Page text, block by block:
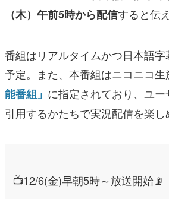
（木）午前5時から配信すると伝
番組はリアルタイムかつ日本語
予定。また、本番組はニコニコ
能番組」 に指定されており、ユ
引用するかたちで実況配信を楽し
📺12/6(金)早朝5時～放送開始📡